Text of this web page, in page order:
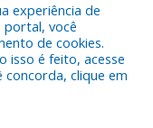
de Porto de
experiência de
portal, você
de cookies.
isso é feito, acesse
concorda, clique em